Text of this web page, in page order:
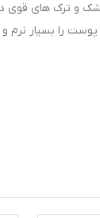
و ترک های قوی
پوست را بسیار